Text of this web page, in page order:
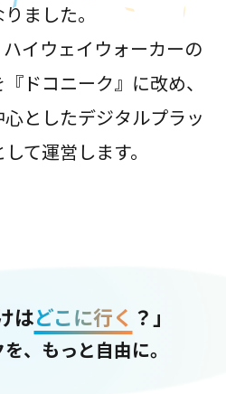
ました。
イウェイウォーカーの
ドコニーク』に改め、
としたデジタルプラッ
て運営します。
はどこに行く ？」
、もっと自由に。